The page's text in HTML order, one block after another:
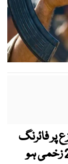
پر فائرنگ
کے نتیجے میں 5 افراد جاں بحق اور 2 زخمی ہو